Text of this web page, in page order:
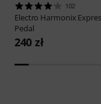
102
Electro Harmonix
Pedal
240 zł